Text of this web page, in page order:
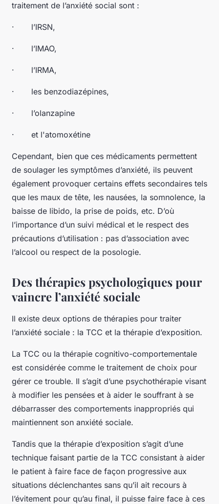
traitement de l’anxiété social sont :
· l’IRSN,
· l’IMAO,
· l’IRMA,
· les benzodiazépines,
· l’olanzapine
· et l'atomoxétine
Cependant, bien que ces médicaments permettent
de soulager les symptômes d’anxiété, ils peuvent
également provoquer certains effets secondaires tels
que les maux de tête, les nausées, la somnolence, la
baisse de libido, la prise de poids, etc. D’où
l’importance d’un suivi médical et le respect des
précautions d’utilisation : pas d’association avec
l’alcool ou respect de la posologie.
Des thérapies psychologiques pour
vaincre l’anxiété sociale
Il existe deux options de thérapies pour traiter
l’anxiété sociale : la TCC et la thérapie d’exposition.
La TCC ou la thérapie cognitivo-comportementale
est considérée comme le traitement de choix pour
gérer ce trouble. Il s’agit d’une psychothérapie visant
à modifier les pensées et à aider le souffrant à se
débarrasser des comportements inappropriés qui
maintiennent son anxiété sociale.
Tandis que la thérapie d’exposition s’agit d’une
technique faisant partie de la TCC consistant à aider
le patient à faire face de façon progressive aux
situations déclenchantes sans qu’il ait recours à
l’évitement pour qu’au final, il puisse faire face à ces